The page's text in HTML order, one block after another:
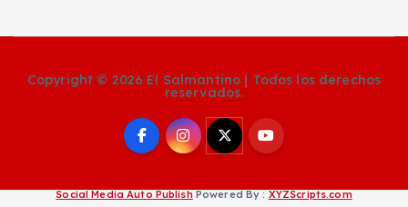
Copyright © 2026 El Salmantino | Todos los derechos
reservados.
Social Media Auto Publish Powered By : XYZScripts.com